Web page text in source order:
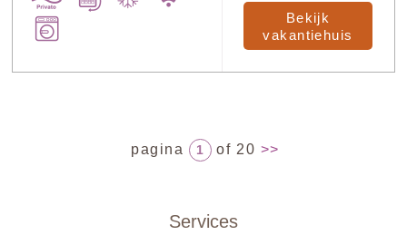
Bekijk
vakantiehuis
pagina 1 of 20 >>
Services